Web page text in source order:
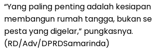
“Yang paling penting adalah
membangun rumah tangga, bukan
pesta yang digelar,” pungkasnya.
(RD/Adv/DPRDSamarinda)